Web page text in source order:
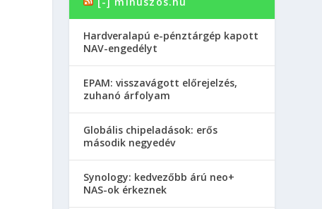
Hardveralapú e-pénztárgép kapott
NAV-engedélyt
EPAM: visszavágott előrejelzés,
zuhanó árfolyam
Globális chipeladások: erős
második negyedév
Synology: kedvezőbb árú neo+
NAS-ok érkeznek